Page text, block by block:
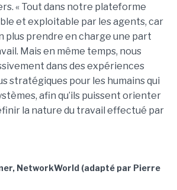
« Tout dans notre plateforme
et exploitable par les agents, car
plus prendre en charge une part
Mais en même temps, nous
dans des expériences
stratégiques pour les humains qui
afin qu’ils puissent orienter
la nature du travail effectué par
NetworkWorld (adapté par Pierre